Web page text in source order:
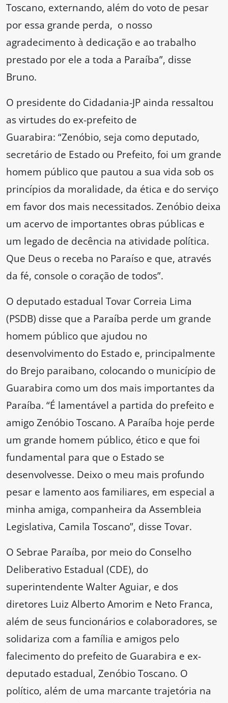
Toscano, externando, além do voto de pesar
por essa grande perda, o nosso
agradecimento à dedicação e ao trabalho
prestado por ele a toda a Paraíba”, disse
Bruno.
O presidente do Cidadania-JP ainda ressaltou
as virtudes do ex-prefeito de
Guarabira: “Zenóbio, seja como deputado,
secretário de Estado ou Prefeito, foi um grande
homem público que pautou a sua vida sob os
princípios da moralidade, da ética e do serviço
em favor dos mais necessitados. Zenóbio deixa
um acervo de importantes obras públicas e
um legado de decência na atividade política.
Que Deus o receba no Paraíso e que, através
da fé, console o coração de todos”.
O deputado estadual Tovar Correia Lima
(PSDB) disse que a Paraíba perde um grande
homem público que ajudou no
desenvolvimento do Estado e, principalmente
do Brejo paraibano, colocando o município de
Guarabira como um dos mais importantes da
Paraíba. “É lamentável a partida do prefeito e
amigo Zenóbio Toscano. A Paraíba hoje perde
um grande homem público, ético e que foi
fundamental para que o Estado se
desenvolvesse. Deixo o meu mais profundo
pesar e lamento aos familiares, em especial a
minha amiga, companheira da Assembleia
Legislativa, Camila Toscano”, disse Tovar.
O Sebrae Paraíba, por meio do Conselho
Deliberativo Estadual (CDE), do
superintendente Walter Aguiar, e dos
diretores Luiz Alberto Amorim e Neto Franca,
além de seus funcionários e colaboradores, se
solidariza com a família e amigos pelo
falecimento do prefeito de Guarabira e ex-
deputado estadual, Zenóbio Toscano. O
político, além de uma marcante trajetória na